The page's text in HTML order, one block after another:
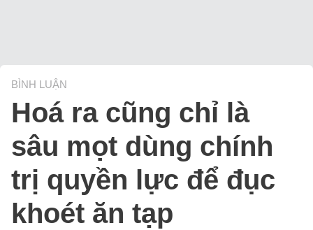
BÌNH LUẬN
Hoá ra cũng chỉ là
sâu mọt dùng chính
trị quyền lực để đục
khoét ăn tạp